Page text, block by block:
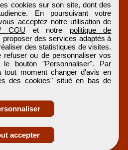
ses
cookies sur son site, dont des
En poursuivant votre
acceptez notre utilisation de
CGU et notre politique de
des services adaptés à
des statistiques de visites.
ou de personnaliser vos
bouton "Personnaliser". Par
tout moment changer d'avis en
des cookies" situé en bas de
accepter